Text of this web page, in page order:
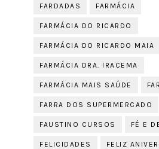
FARDADAS FARMÁCIA
FARMÁCIA DO RICARDO
FARMÁCIA DO RICARDO MAIA
FARMÁCIA DRA. IRACEMA
FARMÁCIA MAIS SAÚDE
FARRA DOS SUPERMERCADO
FAUSTINO CURSOS FÉ E
FELICIDADES FELIZ